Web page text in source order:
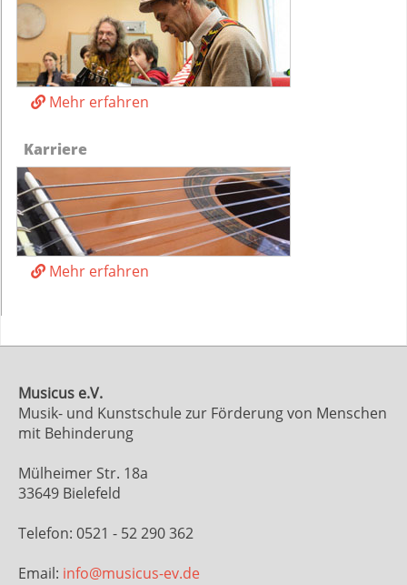
Mehr erfahren
Karriere
Mehr erfahren
Musicus e.V.
Musik- und Kunstschule zur Förderung von Menschen
mit Behinderung
Mülheimer Str. 18a
33649 Bielefeld
Telefon: 0521 - 52 290 362
Email: info@musicus-ev.de